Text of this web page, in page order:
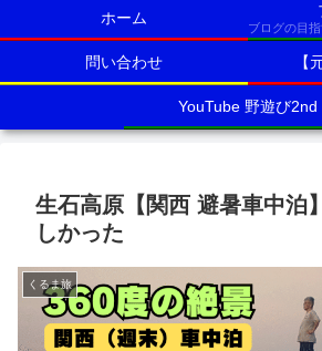
ホーム
問い合わせ 【
YouTube 野遊び2nd
生石高原【関西 避暑車中泊
しかった
くるま旅